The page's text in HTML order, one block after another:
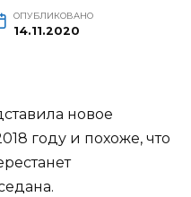
ОПУБЛИКОВАНО
14.11.2020
новое
году и похоже, что